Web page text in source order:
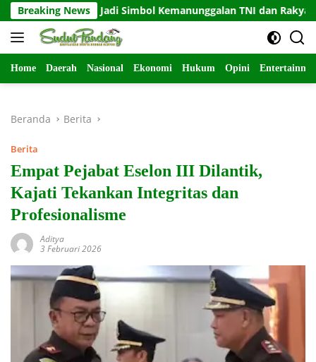
Langsung
ke
konten
Breaking News
Jadi Simbol Kemanunggalan TNI dan Rakyat
Home Daerah Nasional Ekonomi Hukum Opini
Beranda Berita
Berita
Empat Pejabat Eselon III Dilantik,
Kajati Tekankan Integritas dan
Profesionalisme
Aditya
3 Februari 2026